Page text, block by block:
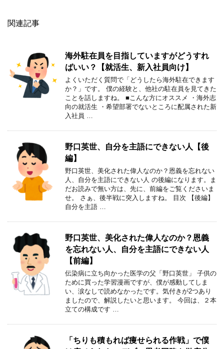
関連記事
海外駐在員を目指していますがどうすれ
ばいい？【就活生、新入社員向け】
よくいただく質問で「どうしたら海外駐在できます
か？」です。 僕の経験と、他社の駐在員を見てきた
ことを話しますね。 ■こんな方にオススメ ・海外志
向の就活生 ・希望部署でないところに配属された新
入社員 …
野口英世、自分を主語にできない人【後
編】
野口英世、美化された偉人なのか？恩義を忘れない
人、自分を主語にできない人 の後編になります。ま
だお読みで無い方は、先に、前編をご覧くださいま
せ。 さぁ、後半戦に突入しますね。 目次 【後編】
自分を主語 …
野口英世、美化された偉人なのか？恩義
を忘れない人、自分を主語にできない人
【前編】
伝染病に立ち向かった医学の父「野口英世」 子供の
ために買った学習漫画ですが、僕が感動してしま
い、涙なしで読めなかったです。気付きが2つあり
ましたので、解説したいと思います。 今回は、２本
立ての構成です …
「ちりも積もれば痩せられる作戦」で僕